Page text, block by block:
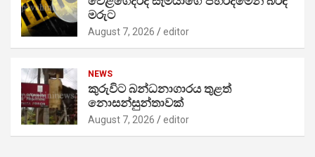
මරුට
August 7, 2026 editor
NEWS
කුරුවිට බන්ධනාගාරය තුළත්
නොසන්සුන්තාවක්
August 7, 2026 editor